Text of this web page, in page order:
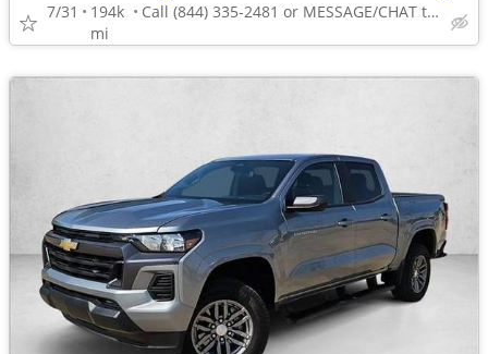
7/31
194k
mi
Call (844) 335-2481 or MESSAGE/CHAT to confirm availability